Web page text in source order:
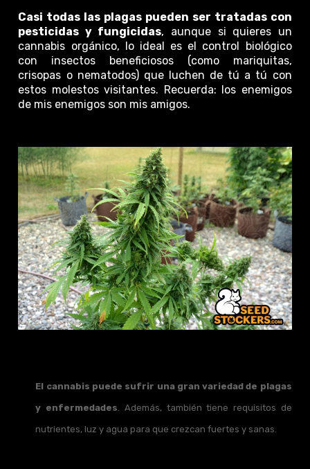
Casi todas las plagas pueden ser tratadas con
pesticidas y fungicidas, aunque si quieres un
cannabis orgánico, lo ideal es el control biológico
con insectos beneficiosos (como mariquitas,
crisopas o nematodos) que luchen de tú a tú con
estos molestos visitantes. Recuerda: los enemigos
de mis enemigos son mis amigos.
El cannabis puede sufrir una gran variedad de plagas
y enfermedades . Además, también tiene requisitos de
nutrientes, luz y agua para que crezcan fuertes y sanas.